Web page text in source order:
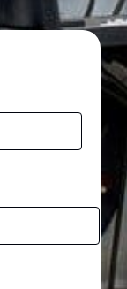
P
o
-
m
a
i
*